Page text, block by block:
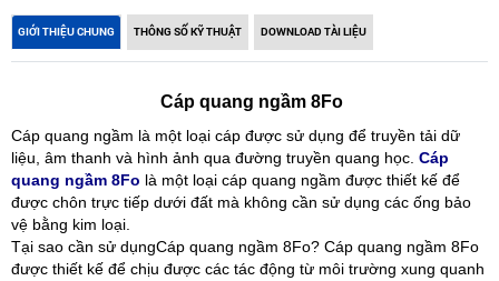
GIỚI THIỆU CHUNG THÔNG SỐ KỸ THUẬT DOWNLOAD TÀI LIỆU
Cáp quang ngầm 8Fo
Cáp quang ngầm là một loại cáp được sử dụng để truyền tải dữ
liệu, âm thanh và hình ảnh qua đường truyền quang học. Cáp
quang ngầm 8Fo là một loại cáp quang ngầm được thiết kế để
được chôn trực tiếp dưới đất mà không cần sử dụng các ống bảo
vệ bằng kim loại.
Tại sao cần sử dụngCáp quang ngầm 8Fo? Cáp quang ngầm 8Fo
được thiết kế để chịu được các tác động từ môi trường xung quanh